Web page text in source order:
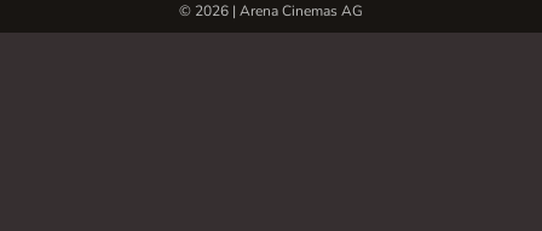
© 2026 | Arena Cinemas AG